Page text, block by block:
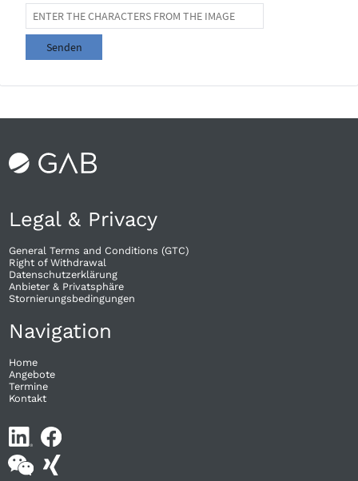
Senden
Legal & Privacy
General Terms and Conditions (GTC)
Right of Withdrawal​
Datenschutzerklärung
Anbieter & Privatsphäre
Stornierungsbedingungen
Navigation
Home
Angebote
Termine
Kontakt